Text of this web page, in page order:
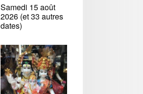
Samedi 15 août
2026 (et 33 autres
dates)